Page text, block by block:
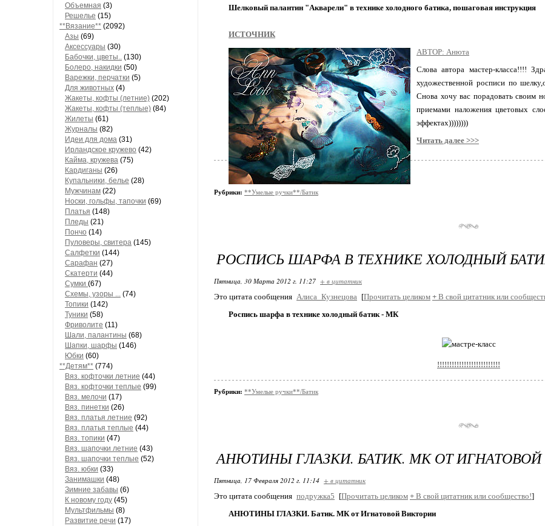
Объемная (3)
Решелье (15)
**Вязание** (2092)
Азы (69)
Аксессуары (30)
Бабочки, цветы.. (130)
Болеро, накидки (50)
Варежки, перчатки (5)
Для животных (4)
Жакеты, кофты (летние) (202)
Жакеты, кофты (теплые) (84)
Жилеты (61)
Журналы (82)
Идеи для дома (31)
Ирландское кружево (42)
Кайма, кружева (75)
Кардиганы (26)
Купальники, белье (28)
Мужчинам (22)
Носки, гольфы, тапочки (69)
Платья (148)
Пледы (21)
Пончо (14)
Пуловеры, свитера (145)
Салфетки (144)
Сарафан (27)
Скатерти (44)
Сумки (67)
Схемы, узоры ... (74)
Топики (142)
Туники (58)
Фриволите (11)
Шали, палантины (68)
Шапки, шарфы (146)
Юбки (60)
**Детям** (774)
Вяз. кофточки летние (44)
Вяз. кофточки теплые (99)
Вяз. мелочи (17)
Вяз. пинетки (26)
Вяз. платья летние (92)
Вяз. платья теплые (44)
Вяз. топики (47)
Вяз. шапочки летние (43)
Вяз. шапочки теплые (52)
Вяз. юбки (33)
Занимашки (48)
Зимние забавы (6)
К новому году (45)
Мультфильмы (8)
Развитие речи (17)
Шелковый палантин "Акварели" в технике холодного батика, пошаговая инструкция
ИСТОЧНИК
АВТОР: Анюта
Слова автора мастер-класса!!!!
художественной росписи по
Снова хочу вас порадовать своим
приемами наложения цветовых
эффектах))))))))
Читать далее >>>
Рубрики: **Умелые ручки**/Батик
РОСПИСЬ ШАРФА В ТЕХНИКЕ ХОЛОДНЫЙ
Пятница, 30 Марта 2012 г. 11:27 + в цитатник
Это цитата сообщения Алиса_Кузнецова [Прочитать целиком + В свой цитатник или
Роспись шарфа в технике холодный батик - МК
!!!!!!!!!!!!!!!!!!!!!!!!!!
Рубрики: **Умелые ручки**/Батик
АНЮТИНЫ ГЛАЗКИ. БАТИК. МК ОТ
Пятница, 17 Февраля 2012 г. 11:14 + в цитатник
Это цитата сообщения подружка5 [Прочитать целиком + В свой цитатник или сообщество!]
АНЮТИНЫ ГЛАЗКИ. Батик. МК от Игнатовой Виктории